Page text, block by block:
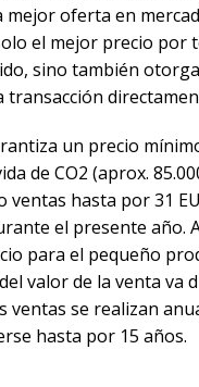
mejor oferta en
el mejor precio por
sino también
transacción
un precio
de CO2 (aprox.
ventas hasta por 31
el presente año.
para el pequeño
valor de la venta va
ventas se realizan
hasta por 15 años.